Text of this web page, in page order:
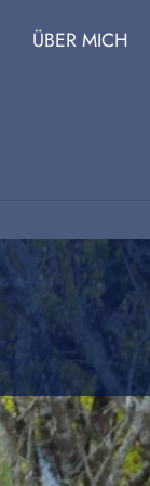
ÜBER MICH